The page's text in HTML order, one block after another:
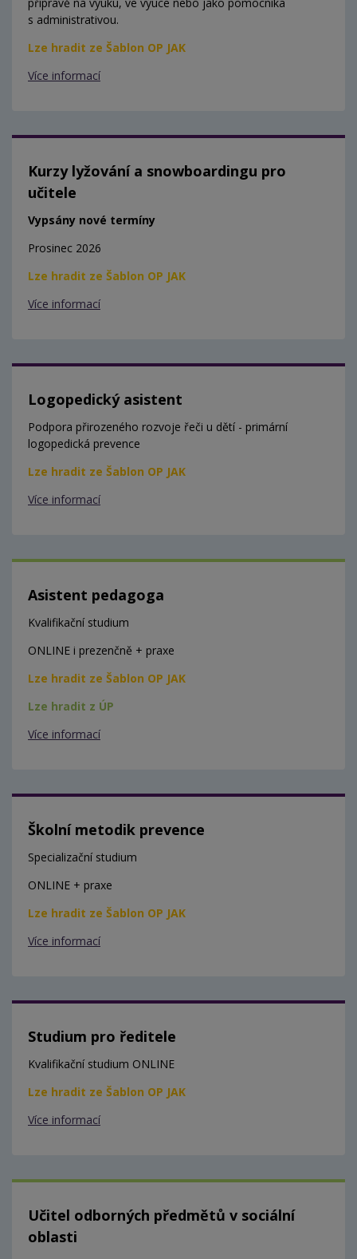
s administrativou.
Lze hradit ze Šablon OP JAK
Více informací
Kurzy lyžování a snowboardingu pro
učitele
Vypsány nové termíny
Prosinec 2026
Lze hradit ze Šablon OP JAK
Více informací
Logopedický asistent
Podpora přirozeného rozvoje řeči u dětí - primární
logopedická prevence
Lze hradit ze Šablon OP JAK
Více informací
Asistent pedagoga
Kvalifikační studium
ONLINE i prezenčně + praxe
Lze hradit ze Šablon OP JAK
Lze hradit z ÚP
Více informací
Školní metodik prevence
Specializační studium
ONLINE + praxe
Lze hradit ze Šablon OP JAK
Více informací
Studium pro ředitele
Kvalifikační studium ONLINE
Lze hradit ze Šablon OP JAK
Více informací
Učitel odborných předmětů v sociální
oblasti